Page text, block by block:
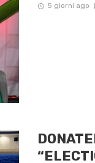
5 giorni ago